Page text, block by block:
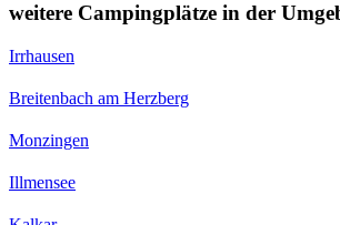
weitere Campingplätze in der
Irrhausen
Breitenbach am Herzberg
Monzingen
Illmensee